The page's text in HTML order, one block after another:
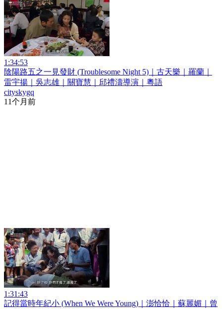
1:34:53
陰陽路五之一見發財 (Troublesome Night 5)｜古天樂｜羅蘭｜
雷宇揚｜吳志雄｜關寶慧｜邱禮濤導演｜粵語
cityskygq
11个月前
1:31:43
記得當時年紀小 (When We Were Young)｜澎恰恰｜蘇麗媚｜曾